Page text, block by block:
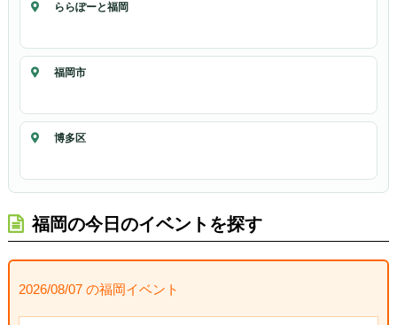
ららぽーと福岡
福岡市
博多区
福岡の今日のイベントを探す
2026/08/07 の福岡イベント